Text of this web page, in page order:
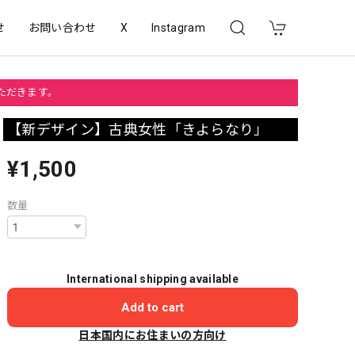
お問い合わせ X Instagram
きます。
【新デザイン】古典女性「きよらなり」
¥1,500
数量
International shipping available
Add to cart
日本国内にお住まいの方向け